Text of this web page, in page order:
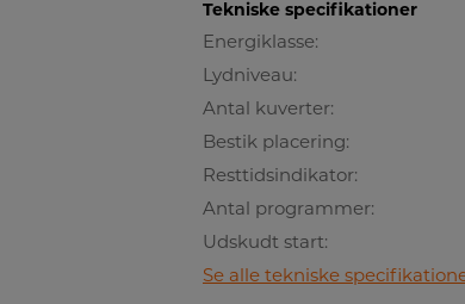
Tekniske specifikationer
Energiklasse:
Lydniveau:
Antal kuverter:
Bestik placering:
Resttidsindikator:
Antal programmer:
Udskudt start:
Se alle tekniske